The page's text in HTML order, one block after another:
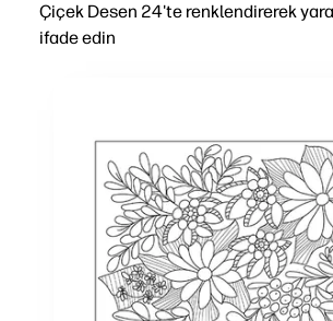
Çiçek Desen 24'te renklendirerek
ifade edin
Herkesi meşgul eder, insanların
Beceriler geliştirmenize yardımcı
Gününüze uyar - beyin molaları,